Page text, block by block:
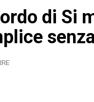
di Si